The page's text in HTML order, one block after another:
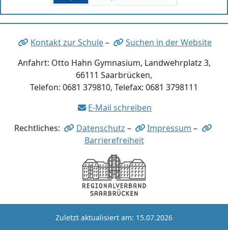
Kontakt zur Schule–
Suchen in der Website
Anfahrt: Otto Hahn Gymnasium, Landwehrplatz 3,
66111 Saarbrücken,
Telefon: 0681 379810, Telefax: 0681 3798111
E-Mail schreiben
Rechtliches:
Datenschutz – Impressum –
Barrierefreiheit
Zuletzt aktualisiert am: 15.07.2026